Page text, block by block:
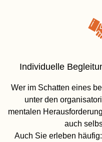
Individuelle
Wer im Schatten eines
unter den
mentalen
auch
Auch Sie erleben